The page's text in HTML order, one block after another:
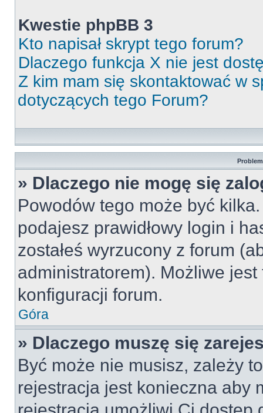
Kwestie phpBB 3
Kto napisał skrypt tego forum?
Dlaczego funkcja X nie jest
Z kim mam się skontaktować w
dotyczących tego Forum?
» Dlaczego nie mogę się
Powodów tego może być
podajesz prawidłowy login i
zostałeś wyrzucony z forum
administratorem). Możliwe
konfiguracji forum.
Góra
» Dlaczego muszę się
Być może nie musisz, zależy
rejestracja jest konieczna aby